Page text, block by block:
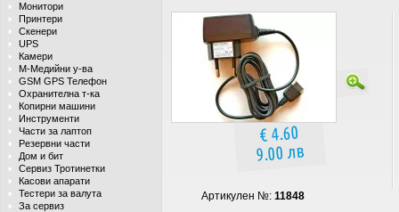
Монитори
Принтери
Скенери
UPS
Камери
М-Медийни у-ва
GSM GPS Телефон
Охранителна т-ка
Копирни машини
Инструменти
Части за лаптоп
Резервни части
Дом и бит
Сервиз Тротинетки
Касови апарати
Тестери за валута
За сервиз
€ 4.60
9.00 лв
Артикулен №: 11848